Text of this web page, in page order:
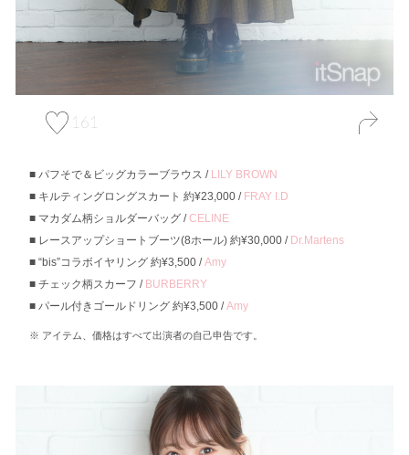
161
パフそで＆ビッグカラーブラウス / LILY BROWN
キルティングロングスカート 約¥23,000 / FRAY I.D
マカダム柄ショルダーバッグ /CELINE
レースアップショートブーツ(8ホール) 約¥30,000 / Dr.Martens
“bis”コラボイヤリング 約¥3,500 /Amy
チェック柄スカーフ / BURBERRY
パール付きゴールドリング 約¥3,500 /Amy
アイテム、価格はすべて出演者の自己申告です。